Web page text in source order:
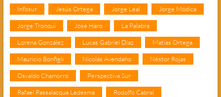
Infosur Jesús Ortega Jorge Leal Jorge Módica
Jorge Tronqui José Haro La Palabra
Lorena González Lucas Gabriel Díaz Matías Ortega
Mauricio Bonfigli Nicolás Avendaño Néstor Rojas
Osvaldo Chamorro Perspectiva Sur
Rafael Passalacqua Ledesma Rodolfo Cabral